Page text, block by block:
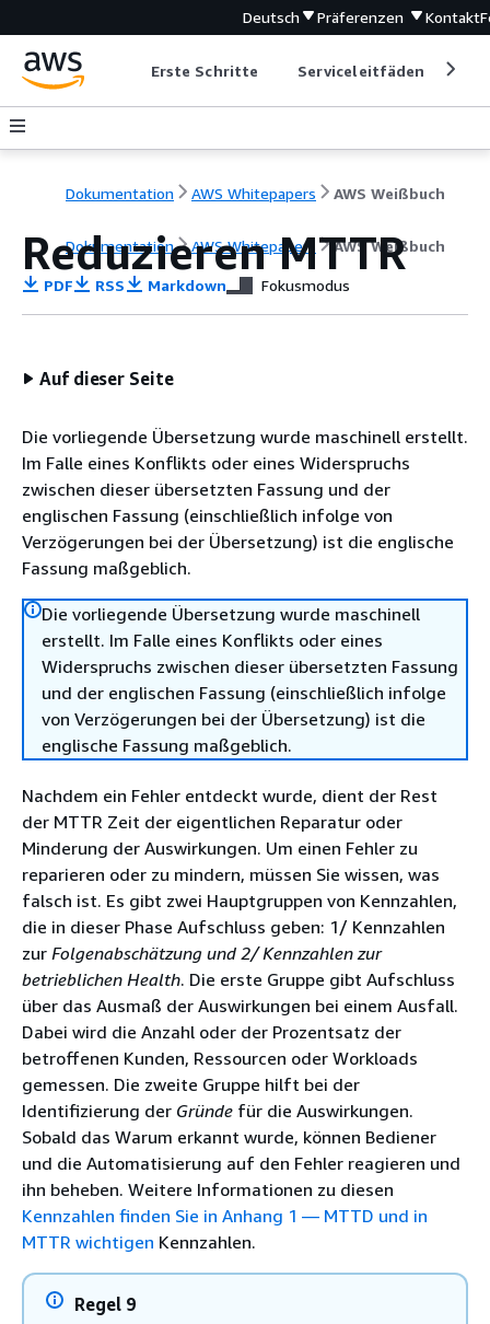
Deutsch Präferenzen Kontakt
Erste Schritte Serviceleitfäden
Dokumentation AWS Whitepapers AWS Weißbuch
Dokumentation AWS Whitepapers AWS Weißbuch
Reduzieren MTTR
PDF RSS Markdown Fokusmodus
Auf dieser Seite
Die vorliegende Übersetzung wurde maschinell erstellt.
Im Falle eines Konflikts oder eines Widerspruchs
zwischen dieser übersetzten Fassung und der
englischen Fassung (einschließlich infolge von
Verzögerungen bei der Übersetzung) ist die englische
Fassung maßgeblich.
Die vorliegende Übersetzung wurde maschinell
erstellt. Im Falle eines Konflikts oder eines
Widerspruchs zwischen dieser übersetzten Fassung
und der englischen Fassung (einschließlich infolge
von Verzögerungen bei der Übersetzung) ist die
englische Fassung maßgeblich.
Nachdem ein Fehler entdeckt wurde, dient der Rest
der MTTR Zeit der eigentlichen Reparatur oder
Minderung der Auswirkungen. Um einen Fehler zu
reparieren oder zu mindern, müssen Sie wissen, was
falsch ist. Es gibt zwei Hauptgruppen von Kennzahlen,
die in dieser Phase Aufschluss geben: 1/ Kennzahlen
zur Folgenabschätzung und 2/ Kennzahlen zur
betrieblichen Health. Die erste Gruppe gibt Aufschluss
über das Ausmaß der Auswirkungen bei einem Ausfall.
Dabei wird die Anzahl oder der Prozentsatz der
betroffenen Kunden, Ressourcen oder Workloads
gemessen. Die zweite Gruppe hilft bei der
Identifizierung der Gründe für die Auswirkungen.
Sobald das Warum erkannt wurde, können Bediener
und die Automatisierung auf den Fehler reagieren und
ihn beheben. Weitere Informationen zu diesen
Kennzahlen finden Sie in Anhang 1 — MTTD und in
MTTR wichtigen Kennzahlen.
Regel 9